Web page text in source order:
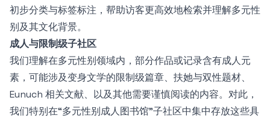
初步分类与标签标注，帮助访客更高效地检索并理解多元性
别及其文化背景。
成人与限制级子社区
我们理解在多元性别领域内，部分作品或记录含有成人元
素，可能涉及变身文学的限制级篇章、扶她与双性题材、
Eunuch 相关文献、以及其他需要谨慎阅读的内容。对此，
我们特别在“多元性别成人图书馆”子社区中集中存放这些具